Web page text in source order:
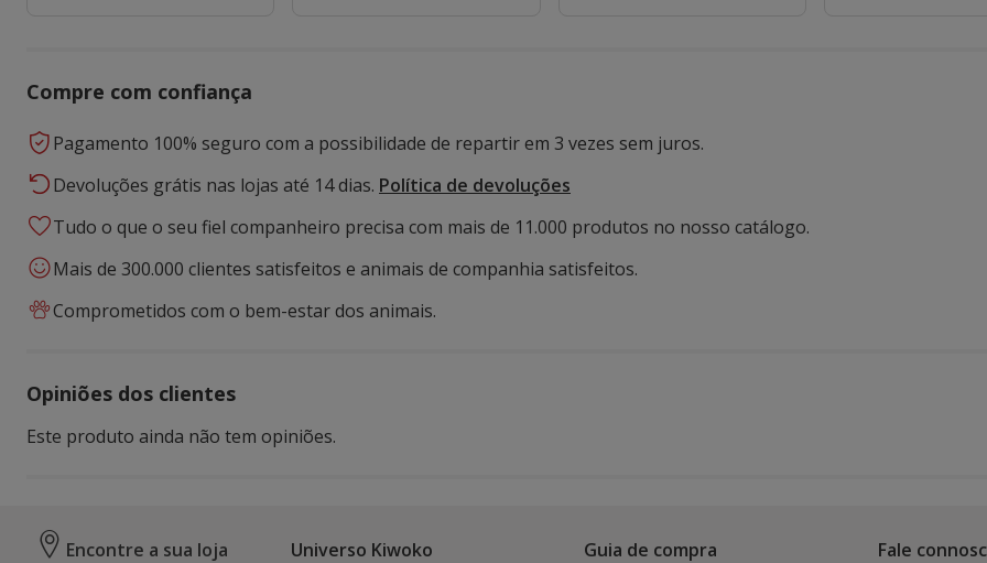
Compre com confiança
Pagamento 100% seguro com a possibilidade de repartir em 3 vezes sem juros.
Devoluções grátis nas lojas até 14 dias. Política de devoluções
Tudo o que o seu fiel companheiro precisa com mais de 11.000 produtos no nosso catálogo.
Mais de 300.000 clientes satisfeitos e animais de companhia satisfeitos.
Comprometidos com o bem-estar dos animais.
Opiniões dos clientes
Este produto ainda não tem opiniões.
Encontre a sua loja Universo Kiwoko Guia de compra Fale